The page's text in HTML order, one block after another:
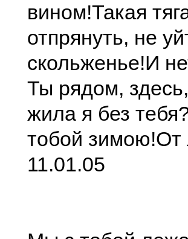
вином!Такая
отпрянуть, не
скольженье!И
Ты рядом,
жила я без
тобой зимою!От
11.01.05